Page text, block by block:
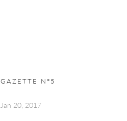
GAZETTE N°5
Jan 20, 2017